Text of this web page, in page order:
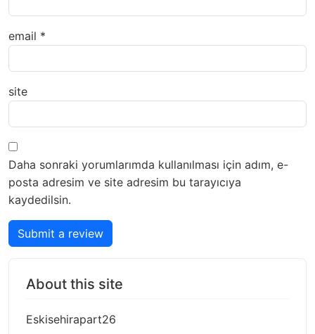
email *
site
Daha sonraki yorumlarımda kullanılması için adım, e-
posta adresim ve site adresim bu tarayıcıya
kaydedilsin.
Submit a review
About this site
Eskisehirapart26